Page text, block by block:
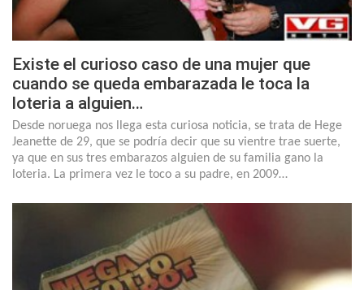
Existe el curioso caso de una mujer que
cuando se queda embarazada le toca la
loteria a alguien…
Desde noruega nos llega esta curiosa noticia, se trata de Hege
Jeanette de 29, que se podría decir que su vientre trae suerte,
ya que en sus tres embarazos alguien de su familia gano la
loteria. La primera vez le toco a su padre, en 2009…